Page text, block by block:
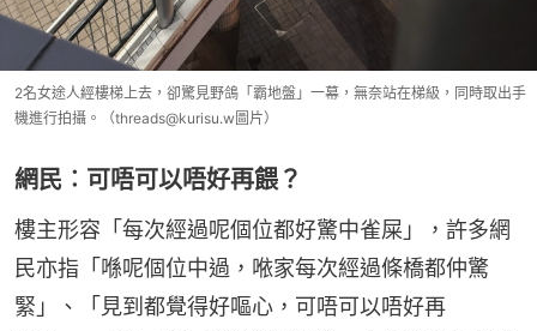
2名女途人經樓梯上去，卻驚見野鴿「霸地盤」一幕，無奈站在梯級，同時取出手
機進行拍攝。（threads@kurisu.w圖片）
網民︰可唔可以唔好再餵？
樓主形容「每次經過呢個位都好驚中雀屎」，許多網
民亦指「喺呢個位中過，𠵱家每次經過條橋都仲驚
緊」、「見到都覺得好嘔心，可唔可以唔好再